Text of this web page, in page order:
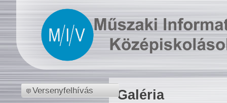
Versenyfelhívás Galéria